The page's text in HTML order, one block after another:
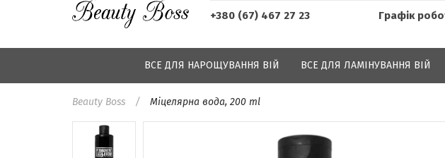
+380 (67) 467 27 23 Графік
ВСЕ ДЛЯ НАРОЩУВАННЯ ВІЙ ВСЕ ДЛЯ ЛАМІНУВАННЯ ВІЙ
Beauty Boss Міцелярна вода, 200 ml